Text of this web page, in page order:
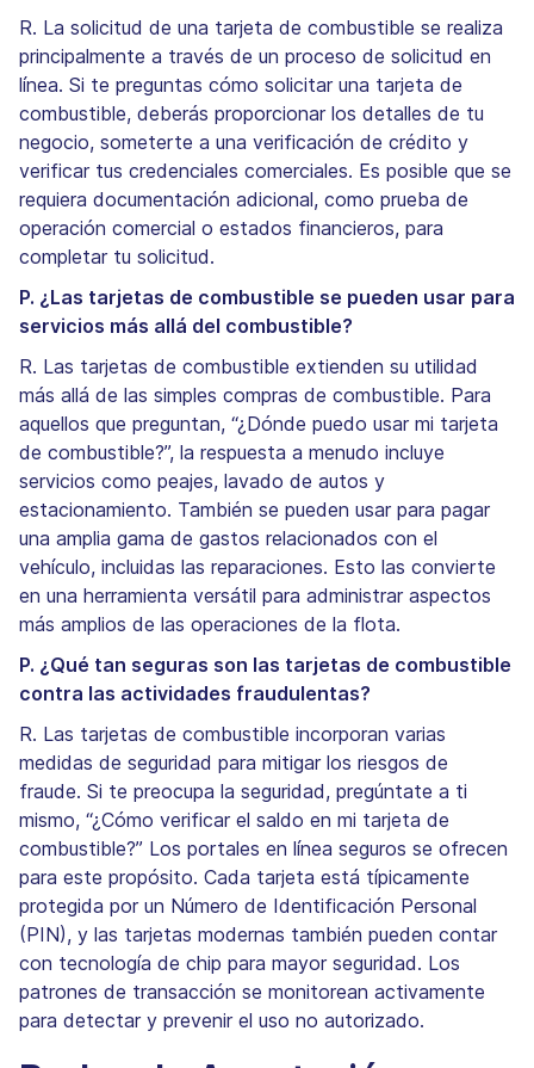
R. La solicitud de una tarjeta de combustible se realiza
principalmente a través de un proceso de solicitud en
línea. Si te preguntas cómo solicitar una tarjeta de
combustible, deberás proporcionar los detalles de tu
negocio, someterte a una verificación de crédito y
verificar tus credenciales comerciales. Es posible que se
requiera documentación adicional, como prueba de
operación comercial o estados financieros, para
completar tu solicitud.
P. ¿Las tarjetas de combustible se pueden usar para
servicios más allá del combustible?
R. Las tarjetas de combustible extienden su utilidad
más allá de las simples compras de combustible. Para
aquellos que preguntan, “¿Dónde puedo usar mi tarjeta
de combustible?”, la respuesta a menudo incluye
servicios como peajes, lavado de autos y
estacionamiento. También se pueden usar para pagar
una amplia gama de gastos relacionados con el
vehículo, incluidas las reparaciones. Esto las convierte
en una herramienta versátil para administrar aspectos
más amplios de las operaciones de la flota.
P. ¿Qué tan seguras son las tarjetas de combustible
contra las actividades fraudulentas?
R. Las tarjetas de combustible incorporan varias
medidas de seguridad para mitigar los riesgos de
fraude. Si te preocupa la seguridad, pregúntate a ti
mismo, “¿Cómo verificar el saldo en mi tarjeta de
combustible?” Los portales en línea seguros se ofrecen
para este propósito. Cada tarjeta está típicamente
protegida por un Número de Identificación Personal
(PIN), y las tarjetas modernas también pueden contar
con tecnología de chip para mayor seguridad. Los
patrones de transacción se monitorean activamente
para detectar y prevenir el uso no autorizado.